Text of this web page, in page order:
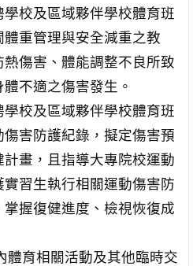
學校及區域夥伴學校體育班
體重管理與安全減重之教
熱傷害、體能調整不良所致
不適之傷害發生。
學校及區域夥伴學校體育班
傷害防護紀錄，擬定傷害預
計畫，且指導大專院校運動
實習生執行相關運動傷害防
掌握復健進度、檢視恢復成
體育相關活動及其他臨時交